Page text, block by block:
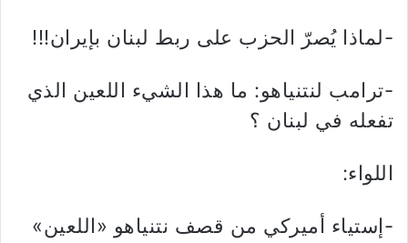
-لماذا يُصرّ الحزب على ربط لبنان بإيران!!!
-ترامب لنتنياهو: ما هذا الشيء اللعين الذي
تفعله في لبنان ؟
اللواء:
-إستياء أميركي من قصف نتنياهو «اللعين»